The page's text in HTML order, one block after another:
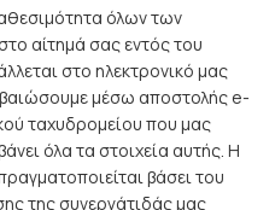
όλων των
αίτημά σας εντός του
στο ηλεκτρονικό μας
μέσω αποστολής e-
ταχυδρομείου που μας
όλα τα στοιχεία αυτής. Η
βάσει του
της συνεργάτιδάς μας